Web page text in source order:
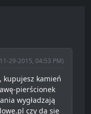
29-2015, 04:53 PM)
kupujesz kamień
pierścionek
wygładzają
czy da sie